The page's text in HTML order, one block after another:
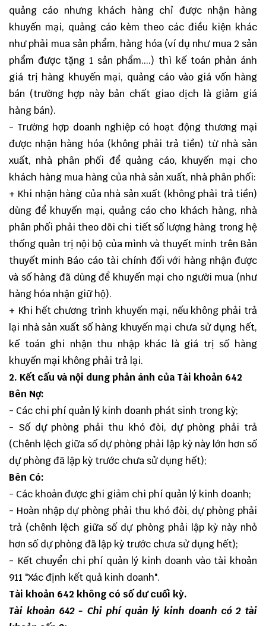
quảng cáo nhưng khách hàng chỉ được nhận hàng
khuyến mại, quảng cáo kèm theo các điều kiện khác
như phải mua sản phẩm, hàng hóa (ví dụ như mua 2 sản
phẩm được tặng 1 sản phẩm....) thì kế toán phản ánh
giá trị hàng khuyến mại, quảng cáo vào giá vốn hàng
bán (trường hợp này bản chất giao dịch là giảm giá
hàng bán).
- Trường hợp doanh nghiệp có hoạt động thương mại
được nhận hàng hóa (không phải trả tiền) từ nhà sản
xuất, nhà phân phối để quảng cáo, khuyến mại cho
khách hàng mua hàng của nhà sản xuất, nhà phân phối:
+ Khi nhận hàng của nhà sản xuất (không phải trả tiền)
dùng để khuyến mại, quảng cáo cho khách hàng, nhà
phân phối phải theo dõi chi tiết số lượng hàng trong hệ
thống quản trị nội bộ của mình và thuyết minh trên Bản
thuyết minh Báo cáo tài chính đối với hàng nhận được
và số hàng đã dùng để khuyến mại cho người mua (như
hàng hóa nhận giữ hộ).
+ Khi hết chương trình khuyến mại, nếu không phải trả
lại nhà sản xuất số hàng khuyến mại chưa sử dụng hết,
kế toán ghi nhận thu nhập khác là giá trị số hàng
khuyến mại không phải trả lại.
2. Kết cấu và nội dung phản ánh của Tài khoản 642
Bên Nợ:
- Các chi phí quản lý kinh doanh phát sinh trong kỳ;
- Số dự phòng phải thu khó đòi, dự phòng phải trả
(Chênh lệch giữa số dự phòng phải lập kỳ này lớn hơn số
dự phòng đã lập kỳ trước chưa sử dụng hết);
Bên Có:
- Các khoản được ghi giảm chi phí quản lý kinh doanh;
- Hoàn nhập dự phòng phải thu khó đòi, dự phòng phải
trả (chênh lệch giữa số dự phòng phải lập kỳ này nhỏ
hơn số dự phòng đã lập kỳ trước chưa sử dụng hết);
- Kết chuyển chi phí quản lý kinh doanh vào tài khoản
911 "Xác định kết quả kinh doanh".
Tài khoản 642 không có số dư cuối kỳ.
Tài khoản 642 - Chi phí quản lý kinh doanh có 2 tài